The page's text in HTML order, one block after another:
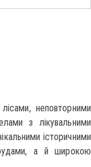
неповторними
з лікувальними
історичними
а й широкою